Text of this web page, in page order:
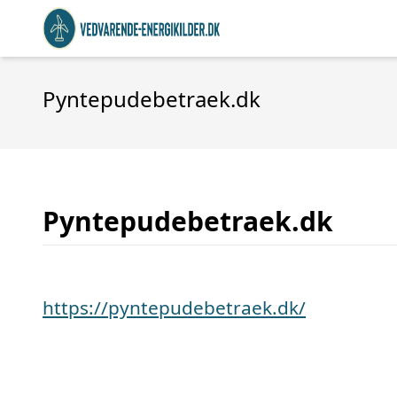
Pyntepudebetraek.dk
Pyntepudebetraek.dk
https://pyntepudebetraek.dk/